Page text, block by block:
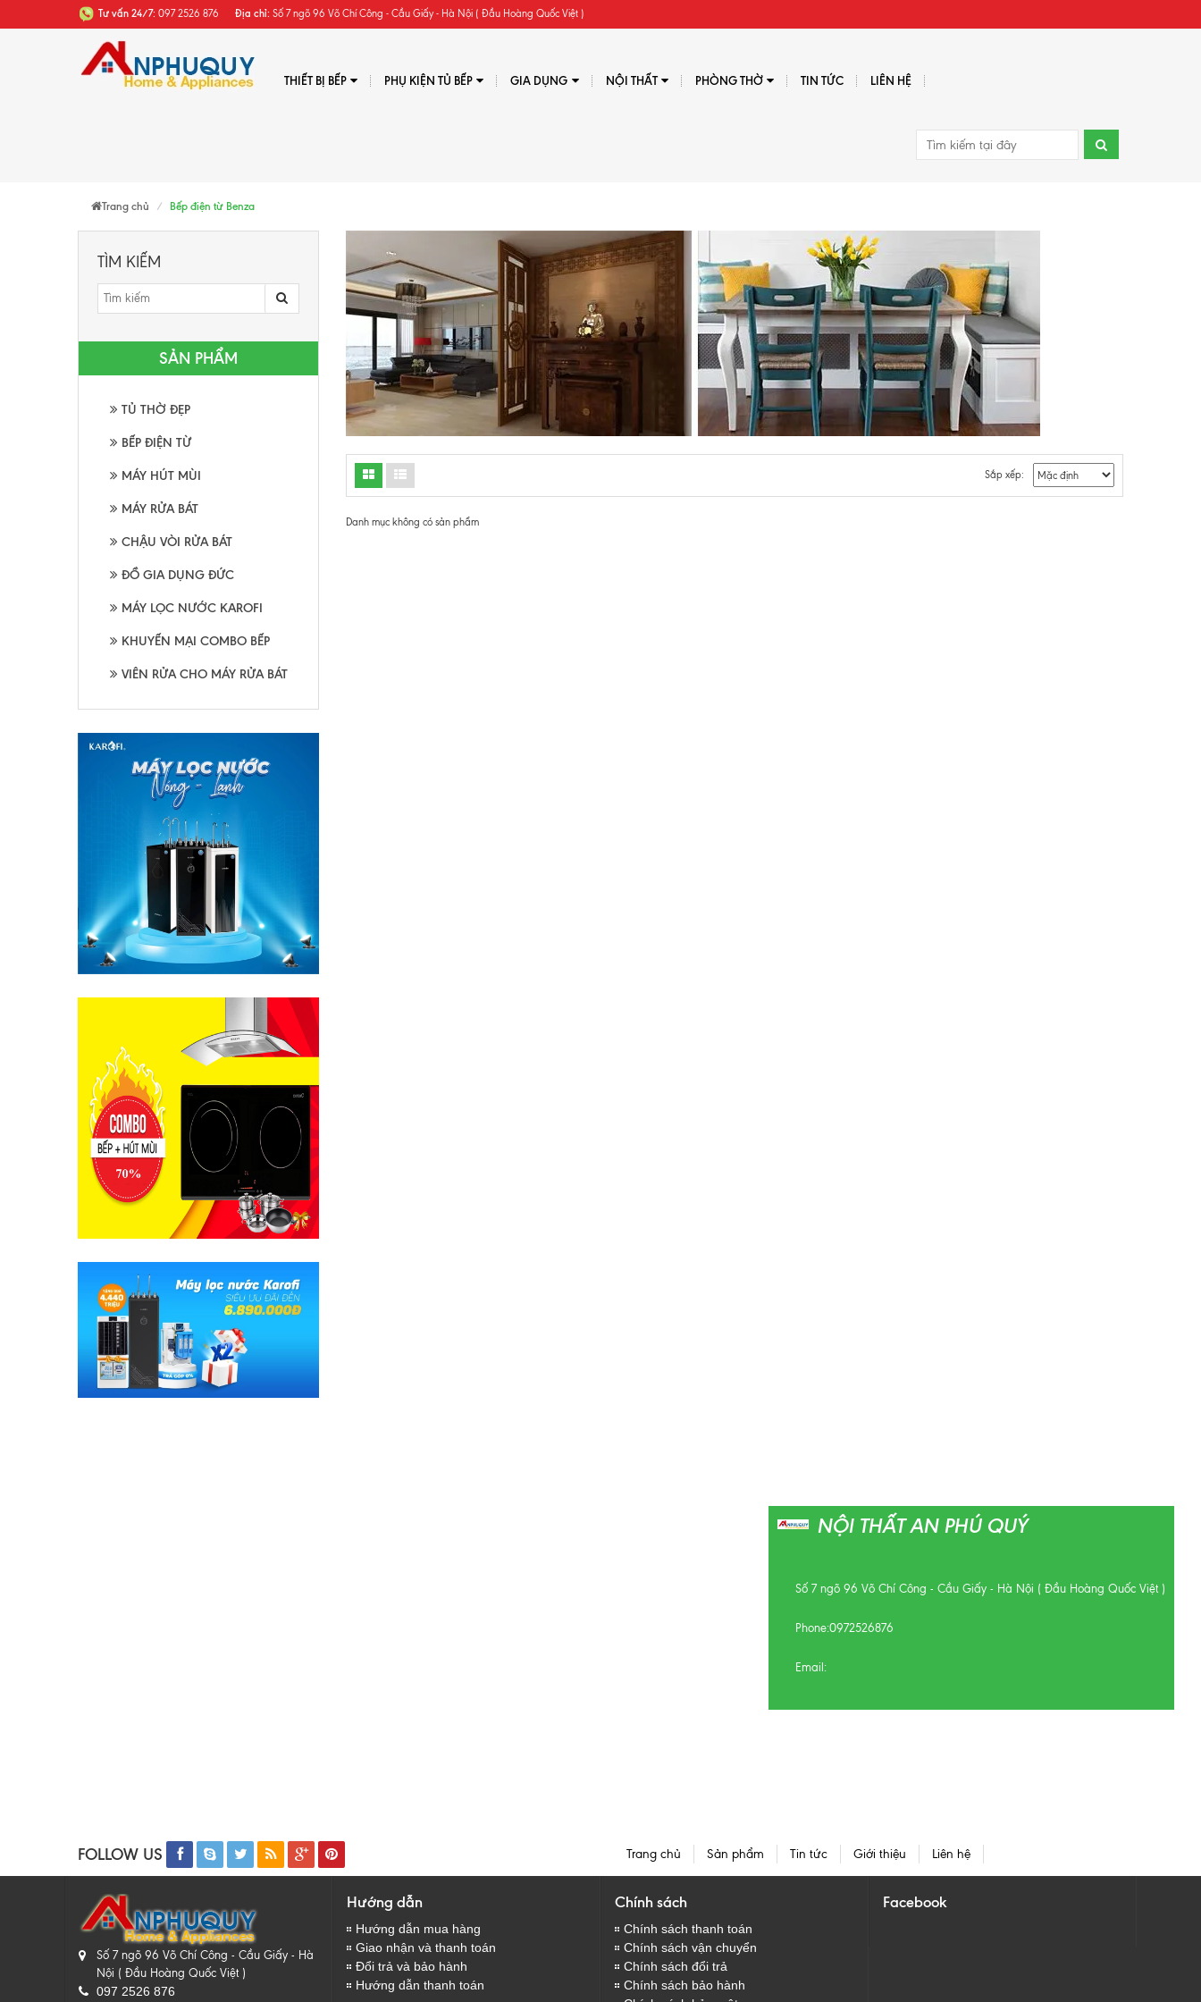
Tư vấn 24/7: 097 2526 876 Địa chỉ: Số 7 ngõ 96 Võ Chí Công - Cầu Giấy - Hà Nội ( Đầu Hoàng Quốc Việt )
THIẾT BỊ BẾP PHỤ KIỆN TỦ BẾP GIA DỤNG NỘI THẤT PHÒNG THỜ TIN TỨC LIÊN HỆ
Trang chủ Bếp điện từ Benza
TÌM KIẾM
SẢN PHẨM
TỦ THỜ ĐẸP
BẾP ĐIỆN TỪ
MÁY HÚT MÙI
MÁY RỬA BÁT
CHẬU VÒI RỬA BÁT
ĐỒ GIA DỤNG ĐỨC
MÁY LỌC NƯỚC KAROFI
KHUYẾN MẠI COMBO BẾP
VIÊN RỬA CHO MÁY RỬA BÁT
Sắp xếp:
Danh mục không có sản phẩm
NỘI THẤT AN PHÚ QUÝ
Số 7 ngõ 96 Võ Chí Công - Cầu Giấy - Hà Nội ( Đầu Hoàng Quốc Việt )
Phone:0972526876
Email:
FOLLOW US Trang chủ Sản phẩm Tin tức Giới thiệu Liên hệ
Số 7 ngõ 96 Võ Chí Công - Cầu Giấy - Hà
Nội ( Đầu Hoàng Quốc Việt )
097 2526 876
Hướng dẫn
Hướng dẫn mua hàng
Giao nhận và thanh toán
Đổi trả và bảo hành
Hướng dẫn thanh toán
Chính sách
Chính sách thanh toán
Chính sách vận chuyển
Chính sách đổi trả
Chính sách bảo hành
Facebook